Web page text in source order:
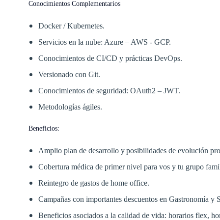
Conocimientos Complementarios
Docker / Kubernetes.
Servicios en la nube: Azure – AWS - GCP.
Conocimientos de CI/CD y prácticas DevOps.
Versionado con Git.
Conocimientos de seguridad: OAuth2 – JWT.
Metodologías ágiles.
Beneficios:
Amplio plan de desarrollo y posibilidades de evolución
Cobertura médica de primer nivel para vos y tu grupo
Reintegro de gastos de home office.
Campañas con importantes descuentos en Gastronomía y
Beneficios asociados a la calidad de vida: horarios flex,